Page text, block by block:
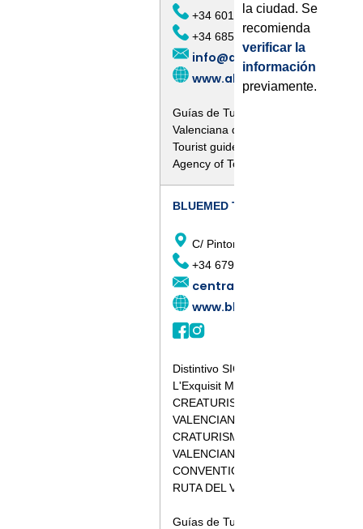
+34 601 039 933
+34 685 829 937
info@alacantcircuit.com
www.alacantcircuit.com
Guías de Turismo acreditados por la
Valenciana de Turismo
Tourist guides accredited by the
Agency of Tourism
BLUEMED TOURS S.L
C/ Pintor Aparicio, 28 E-1,
+34 679 899 880
www.bluemedtours.com
Distintivo SICTED
L'Exquisit Mediterrani
CREATURISME COMUNIDAD
VALENCIANA CULTURAL
CRATURISME COMUNIDAD
VALENCIANA ENOTURISMO
CONVENTION BUREAU ALICANTE
RUTA DEL VINO ALICANTE
Guías de Turismo acredidatos por la
la ciudad. Se
recomienda
verificar la
información
previamente.